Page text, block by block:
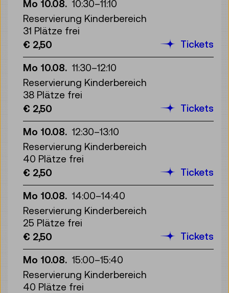
Mo 10.08. 10:30–11:10
Reservierung Kinderbereich
31 Plätze frei
€ 2,50
Tickets
Mo 10.08. 11:30–12:10
Reservierung Kinderbereich
38 Plätze frei
€ 2,50
Tickets
Mo 10.08. 12:30–13:10
Reservierung Kinderbereich
40 Plätze frei
€ 2,50
Tickets
Mo 10.08. 14:00–14:40
Reservierung Kinderbereich
25 Plätze frei
€ 2,50
Tickets
Mo 10.08. 15:00–15:40
Reservierung Kinderbereich
40 Plätze frei